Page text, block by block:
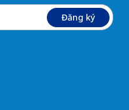
Đăng ký